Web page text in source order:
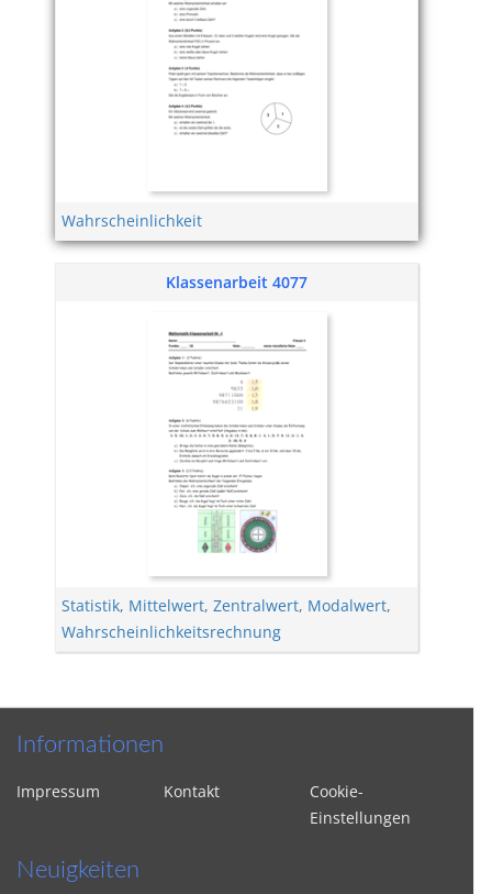
Wahrscheinlichkeit
Klassenarbeit 4077
Statistik, Mittelwert, Zentralwert, Modalwert,
Wahrscheinlichkeitsrechnung
Informationen
Impressum Kontakt
Cookie-
Einstellungen
Neuigkeiten